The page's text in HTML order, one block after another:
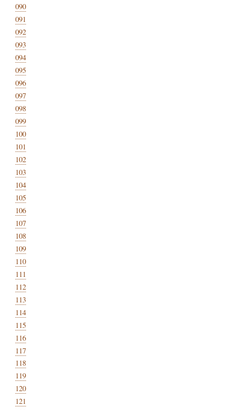
090
091
092
093
094
095
096
097
098
099
100
101
102
103
104
105
106
107
108
109
110
111
112
113
114
115
116
117
118
119
120
121